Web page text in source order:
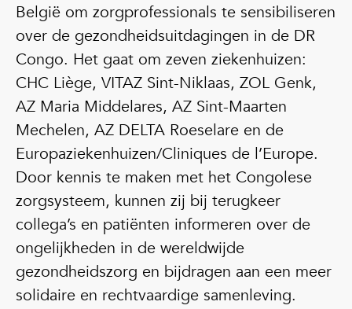
België om zorgprofessionals te sensibiliseren
over de gezondheidsuitdagingen in de DR
Congo. Het gaat om zeven ziekenhuizen:
CHC Liège, VITAZ Sint-Niklaas, ZOL Genk,
AZ Maria Middelares, AZ Sint-Maarten
Mechelen, AZ DELTA Roeselare en de
Europaziekenhuizen/Cliniques de l’Europe.
Door kennis te maken met het Congolese
zorgsysteem, kunnen zij bij terugkeer
collega’s en patiënten informeren over de
ongelijkheden in de wereldwijde
gezondheidszorg en bijdragen aan een meer
solidaire en rechtvaardige samenleving.